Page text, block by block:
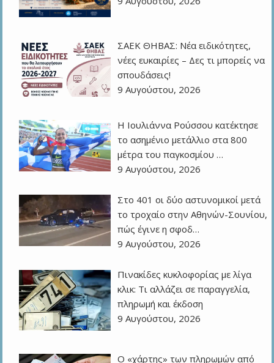
ΣΑΕΚ ΘΗΒΑΣ: Νέα ειδικότητες,
νέες ευκαιρίες – Δες τι μπορείς να
σπουδάσεις!
9 Αυγούστου, 2026
Η Ιουλιάννα Ρούσσου κατέκτησε
το ασημένιο μετάλλιο στα 800
μέτρα του παγκοσμίου …
9 Αυγούστου, 2026
Στο 401 οι δύο αστυνομικοί μετά
το τροχαίο στην Αθηνών-Σουνίου,
πώς έγινε η σφοδ…
9 Αυγούστου, 2026
Πινακίδες κυκλοφορίας με λίγα
κλικ: Τι αλλάζει σε παραγγελία,
πληρωμή και έκδοση
9 Αυγούστου, 2026
Ο «χάρτης» των πληρωμών από